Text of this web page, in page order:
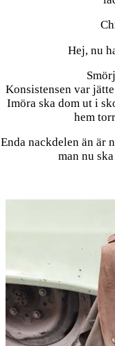
Hej, nu
Konsistensen var
Imöra ska dom ut i
hem
Enda nackdelen än är
man nu